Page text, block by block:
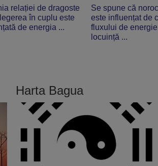
relației de dragoste
în cuplu este
de energia ...
Se spune că
este influențat de
fluxului de
locuință ...
Harta Bagua